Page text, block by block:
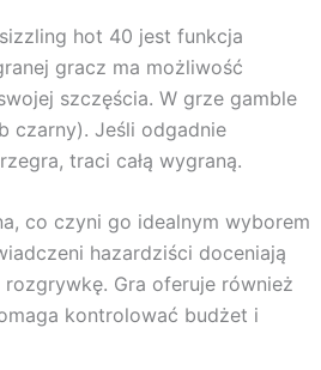
hot 40 jest funkcja
gracz ma możliwość
szczęścia. W grze gamble
czarny). Jeśli odgadnie
traci całą wygraną.
co czyni go idealnym wyborem
hazardziści doceniają
Gra oferuje również
kontrolować budżet i